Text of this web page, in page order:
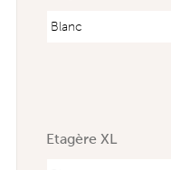
Etagère XL